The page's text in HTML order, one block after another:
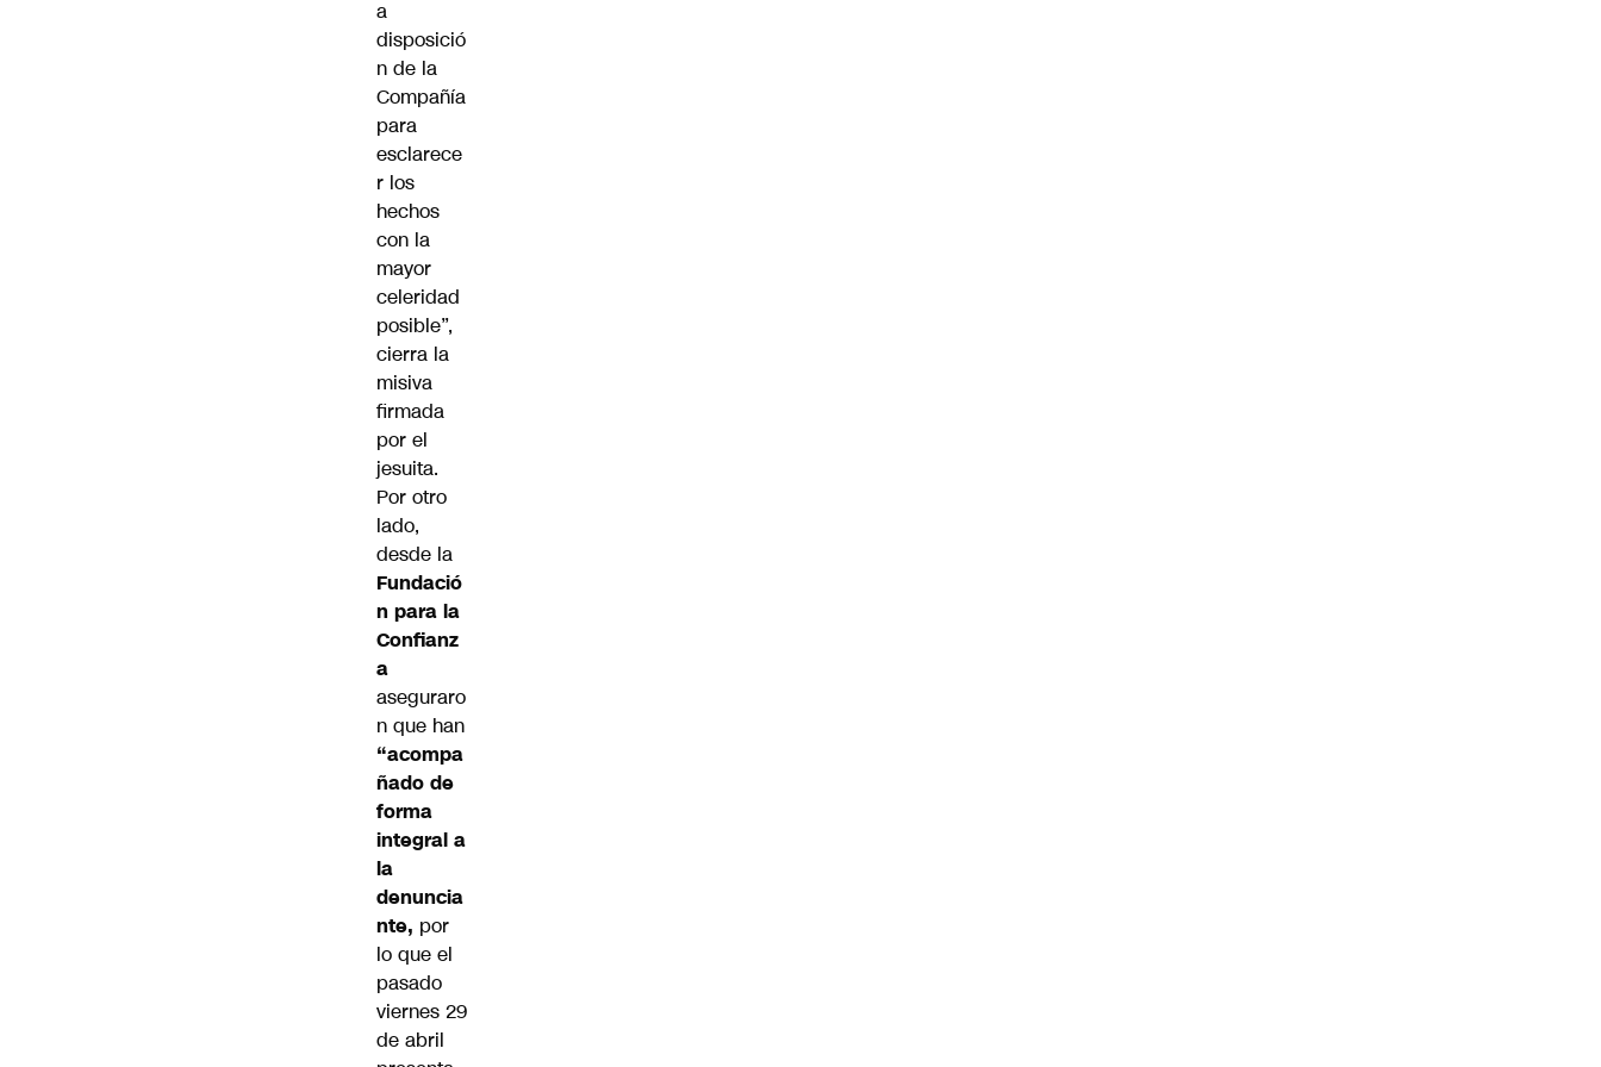
a
disposició
n de la
Compañía
para
esclarece
r los
hechos
con la
mayor
celeridad
posible”,
cierra la
misiva
firmada
por el
jesuita.
Por otro
lado,
desde la
Fundació
n para la
Confianz
a
aseguraro
n que han
“acompa
ñado de
forma
integral a
la
denuncia
nte, por
lo que el
pasado
viernes 29
de abril